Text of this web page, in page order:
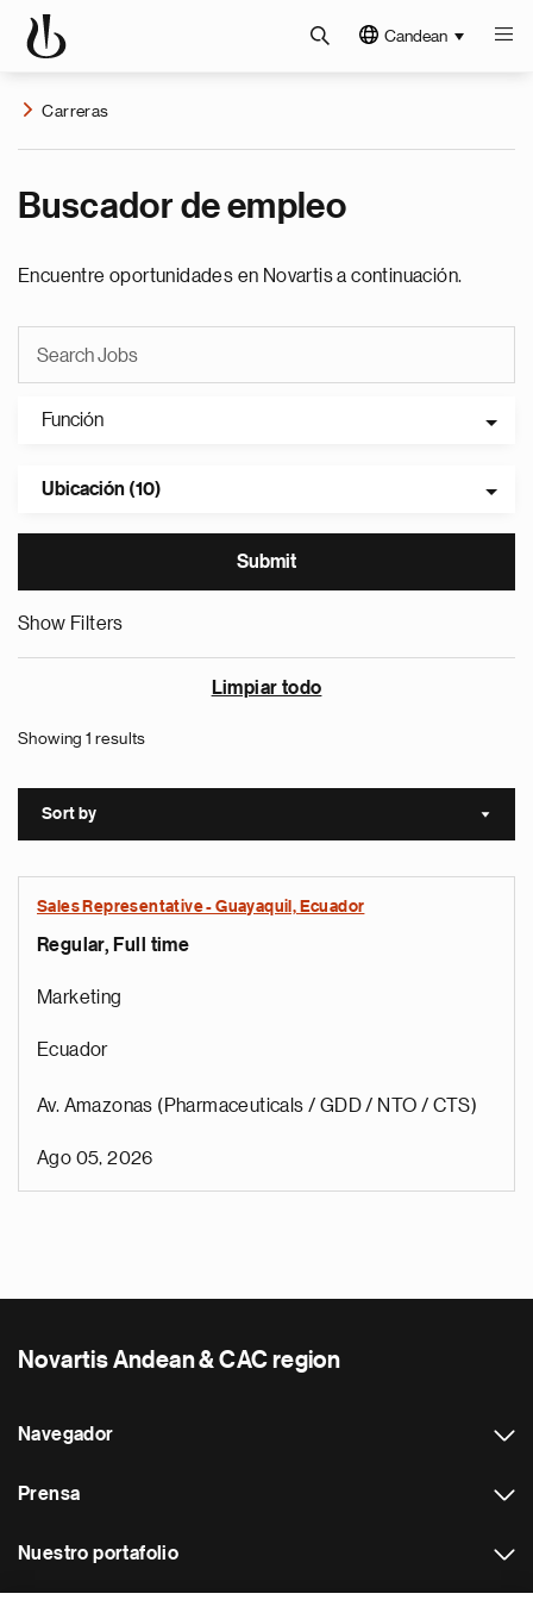
Candean
Carreras
Buscador de empleo
Encuentre oportunidades en Novartis a continuación.
Función
Ubicación (10)
Show Filters
Limpiar todo
Showing 1 results
Sort by Sort
Sales Representative - Guayaquil, Ecuador
Regular, Full time
Marketing
Ecuador
Av. Amazonas (Pharmaceuticals / GDD / NTO / CTS)
Ago 05, 2026
Novartis Andean & CAC region
Navegador
Prensa
Nuestro portafolio